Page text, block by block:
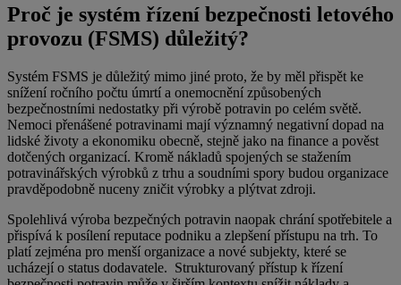
Proč je systém řízení bezpečnosti letového
provozu (FSMS) důležitý?
Systém FSMS je důležitý mimo jiné proto, že by měl přispět ke
snížení ročního počtu úmrtí a onemocnění způsobených
bezpečnostními nedostatky při výrobě potravin po celém světě.
Nemoci přenášené potravinami mají významný negativní dopad na
lidské životy a ekonomiku obecně, stejně jako na finance a pověst
dotčených organizací. Kromě nákladů spojených se stažením
potravinářských výrobků z trhu a soudními spory budou organizace
pravděpodobně nuceny zničit výrobky a plýtvat zdroji.
Spolehlivá výroba bezpečných potravin naopak chrání spotřebitele a
přispívá k posílení reputace podniku a zlepšení přístupu na trh. To
platí zejména pro menší organizace a nové subjekty, které se
ucházejí o status dodavatele. Strukturovaný přístup k řízení